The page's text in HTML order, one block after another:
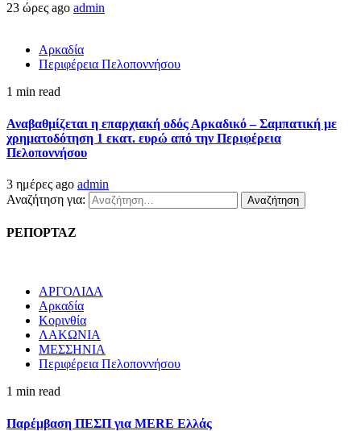
23 ώρες ago admin
Αρκαδία
Περιφέρεια Πελοποννήσου
1 min read
Αναβαθμίζεται η επαρχιακή οδός Αρκαδικό – Σαμπατική με
χρηματοδότηση 1 εκατ. ευρώ από την Περιφέρεια
Πελοποννήσου
3 ημέρες ago admin
Αναζήτηση για:
ΡΕΠΟΡΤΑΖ
ΑΡΓΟΛΙΔΑ
Αρκαδία
Κορινθία
ΛΑΚΩΝΙΑ
ΜΕΣΣΗΝΙΑ
Περιφέρεια Πελοποννήσου
1 min read
Παρέμβαση ΠΕΣΠ για MERE Ελλάς